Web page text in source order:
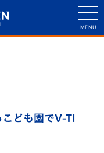
こども園でV-TI